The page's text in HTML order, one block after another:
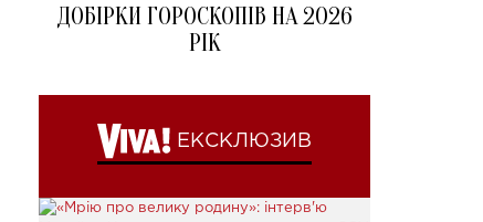
ДОБІРКИ ГОРОСКОПІВ НА 2026
РІК
ЕКСКЛЮЗИВ